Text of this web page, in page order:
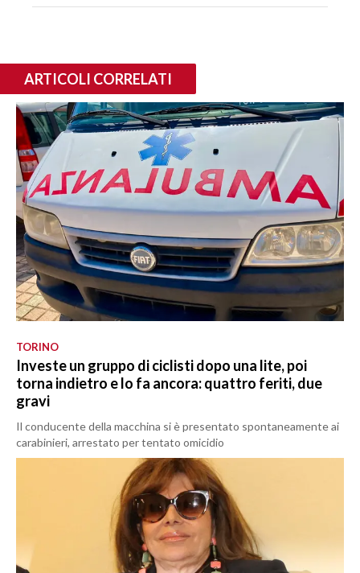
ARTICOLI CORRELATI
TORINO
Investe un gruppo di ciclisti dopo una lite, poi
torna indietro e lo fa ancora: quattro feriti, due
gravi
Il conducente della macchina si è presentato spontaneamente ai
carabinieri, arrestato per tentato omicidio